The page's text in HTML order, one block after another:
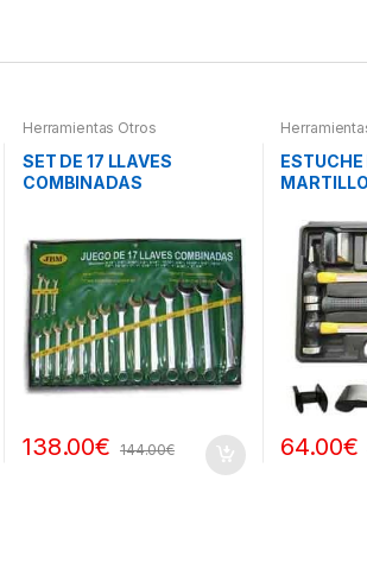
Herramientas Otros
SET DE 17 LLAVES
COMBINADAS
138.00€ 144.00€
Pintura,
Extractores,
otros
64.00€